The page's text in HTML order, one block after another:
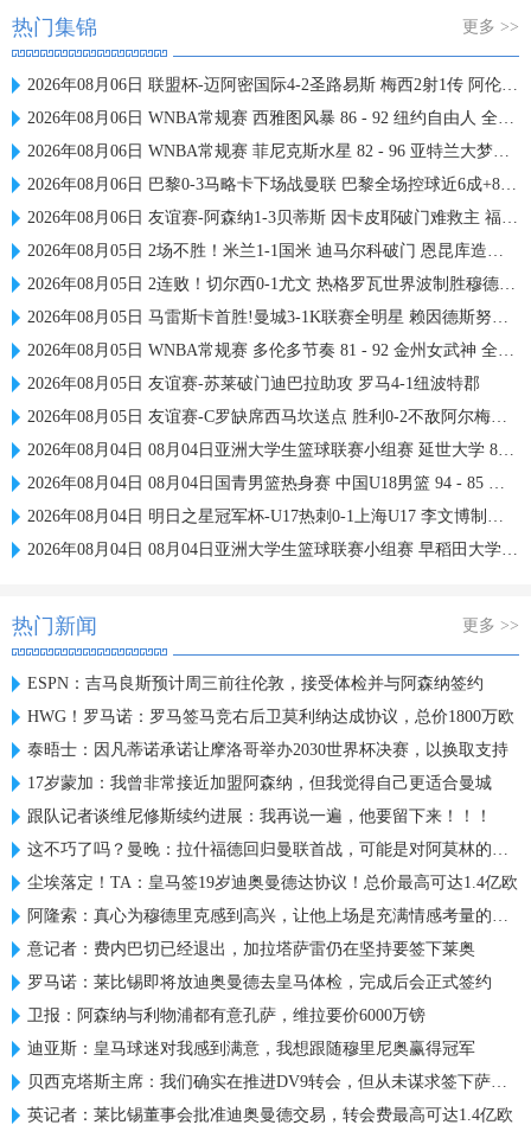
热门集锦 更多 >>
2026年08月06日 联盟杯-迈阿密国际4-2圣路易斯 梅西2射1传 阿伦助攻戴帽
2026年08月06日 WNBA常规赛 西雅图风暴 86 - 92 纽约自由人 全场集锦
2026年08月06日 WNBA常规赛 菲尼克斯水星 82 - 96 亚特兰大梦想 全场集锦
2026年08月06日 巴黎0-3马略卡下场战曼联 巴黎全场控球近6成+8射3正未果
2026年08月06日 友谊赛-阿森纳1-3贝蒂斯 因卡皮耶破门难救主 福纳尔斯1射2传
2026年08月05日 2场不胜！米兰1-1国米 迪马尔科破门 恩昆库造点+点射拉莫斯登场
2026年08月05日 2连败！切尔西0-1尤文 热格罗瓦世界波制胜穆德里克时隔614天复出
2026年08月05日 马雷斯卡首胜!曼城3-1K联赛全明星 赖因德斯努里破门塞梅尼奥助攻
2026年08月05日 WNBA常规赛 多伦多节奏 81 - 92 金州女武神 全场集锦
2026年08月05日 友谊赛-苏莱破门迪巴拉助攻 罗马4-1纽波特郡
2026年08月05日 友谊赛-C罗缺席西马坎送点 胜利0-2不敌阿尔梅里亚
2026年08月04日 08月04日亚洲大学生篮球联赛小组赛 延世大学 82 - 83 北京大学 集锦
2026年08月04日 08月04日国青男篮热身赛 中国U18男篮 94 - 85 加拿大大卫·安篮球学院 集锦
2026年08月04日 明日之星冠军杯-U17热刺0-1上海U17 李文博制胜球
2026年08月04日 08月04日亚洲大学生篮球联赛小组赛 早稻田大学 71 - 86 清华大学 集锦
热门新闻 更多 >>
ESPN：吉马良斯预计周三前往伦敦，接受体检并与阿森纳签约
HWG！罗马诺：罗马签马竞右后卫莫利纳达成协议，总价1800万欧
泰晤士：因凡蒂诺承诺让摩洛哥举办2030世界杯决赛，以换取支持
17岁蒙加：我曾非常接近加盟阿森纳，但我觉得自己更适合曼城
跟队记者谈维尼修斯续约进展：我再说一遍，他要留下来！！！
这不巧了吗？曼晚：拉什福德回归曼联首战，可能是对阿莫林的米兰
尘埃落定！TA：皇马签19岁迪奥曼德达协议！总价最高可达1.4亿欧
阿隆索：真心为穆德里克感到高兴，让他上场是充满情感考量的决定
意记者：费内巴切已经退出，加拉塔萨雷仍在坚持要签下莱奥
罗马诺：莱比锡即将放迪奥曼德去皇马体检，完成后会正式签约
卫报：阿森纳与利物浦都有意孔萨，维拉要价6000万镑
迪亚斯：皇马球迷对我感到满意，我想跟随穆里尼奥赢得冠军
贝西克塔斯主席：我们确实在推进DV9转会，但从未谋求签下萨拉赫
英记者：莱比锡董事会批准迪奥曼德交易，转会费最高可达1.4亿欧